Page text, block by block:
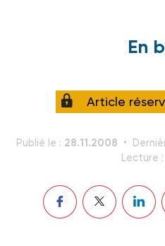
En
Article
Publié le : 28.11.2008
Lecture :